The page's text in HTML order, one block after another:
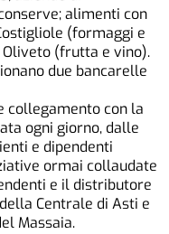
alimenti con
(formaggi e
(frutta e vino).
due bancarelle
collegamento con la
ogni giorno, dalle
e dipendenti
ormai collaudate
e il distributore
Centrale di Asti e
Massaia.